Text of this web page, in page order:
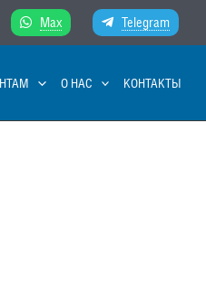
Max Telegram
О НАС КОНТАКТЫ